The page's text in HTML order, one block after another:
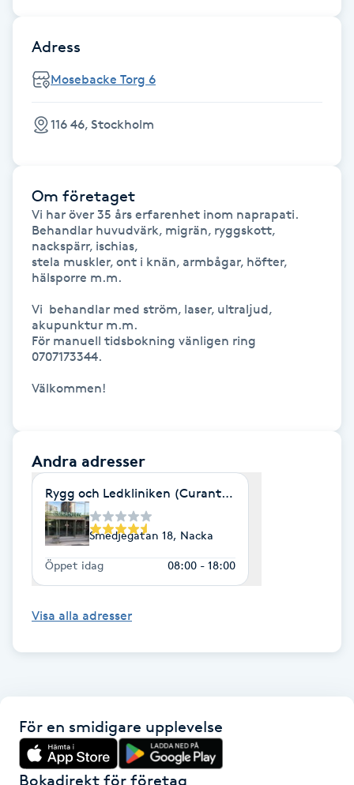
Fotsvamp
Fotvård
Fransförlängning
Fransförlängning Megavolym
Fransförlängning Volym
Fransk manikyr
Friskvård
Friskvårdsmassage
Frisör
G
Gel naglar
Adress
Mosebacke Torg 6
116 46, Stockholm
Om företaget
Vi har över 35 års erfarenhet inom naprapati.
Behandlar huvudvärk, migrän, ryggskott,
nackspärr, ischias,
stela muskler, ont i knän, armbågar, höfter,
hälsporre m.m.
Vi  behandlar med ström, laser, ultraljud,
akupunktur m.m.
För manuell tidsbokning vänligen ring
0707173344.
Välkommen!
Andra adresser
Rygg och Ledkliniken (Curanten) Akuttider varje
Smedjegatan 18, Nacka
Öppet idag 08:00 - 18:00
Visa alla adresser
För en smidigare upplevelse
Bokadirekt för företag